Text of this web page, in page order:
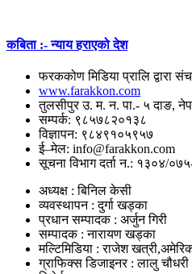
कबिता :- न्याय हराएको देश
फरककोण मिडिया प्रालि द्वारा
www.farakkon.com
तुलसीपुर उ. म. न. पा.- ५ दाङ,
सम्पर्क: ९८५७८२०१३८
विज्ञापन: ९८४९१०५९५७
ई–मेल: info@farakkon.com
सूचना विभाग दर्ता न.: १३०४/
अध्यक्ष : बिनिल केसी
व्यवस्थापन : दुर्गा खड्का
प्रधान सम्पादक : अर्जुन गिरी
सम्पादक : नारायण खड्का
मल्टिमिडिया : राजेश
ग्राफिक्स डिजाइनर : लालु चौधरी